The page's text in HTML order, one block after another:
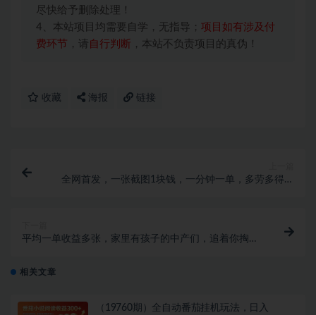
尽快给予删除处理！
4、本站项目均需要自学，无指导； 项目如有涉及付
费环节 ，请 自行判断 ，本站不负责项目的真伪！
收藏 海报 链接
全网首发，一张截图1块钱，一分钟一单，多劳多得，
平均一单收益多张，家里有孩子的中产们，追着你掏这
相关文章
（19760期）全自动番茄挂机玩法，日入